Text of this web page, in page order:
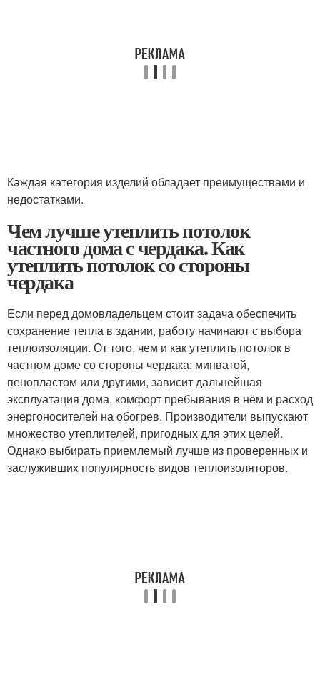
Каждая категория изделий обладает преимуществами и
недостатками.
Чем лучше утеплить потолок
частного дома с чердака. Как
утеплить потолок со стороны
чердака
Если перед домовладельцем стоит задача обеспечить
сохранение тепла в здании, работу начинают с выбора
теплоизоляции. От того, чем и как утеплить потолок в
частном доме со стороны чердака: минватой,
пенопластом или другими, зависит дальнейшая
эксплуатация дома, комфорт пребывания в нём и расход
энергоносителей на обогрев. Производители выпускают
множество утеплителей, пригодных для этих целей.
Однако выбирать приемлемый лучше из проверенных и
заслуживших популярность видов теплоизоляторов.